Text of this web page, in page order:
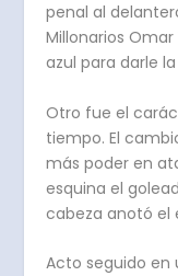
penal al
Millonarios
azul para darle
Otro fue el
tiempo. El
más poder en
esquina el
cabeza anotó el
Acto seguido en